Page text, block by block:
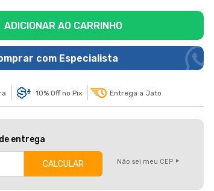
ADICIONAR AO CARRINHO
com Especialista
10% Off no Pix Entrega a Jato
entrega
Não sei meu CEP